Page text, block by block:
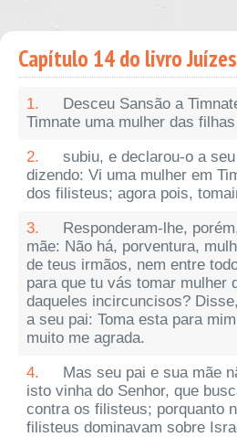
Capítulo 14 do livro Juízes
1.
Desceu Sansão a
Timnate uma mulher das
2.
subiu, e declarou-o a
dizendo: Vi uma mulher em
dos filisteus; agora pois,
3.
Responderam-lhe,
mãe: Não há, porventura,
de teus irmãos, nem entre
para que tu vás tomar mulher
daqueles incircuncisos?
a seu pai: Toma esta para
muito me agrada.
4.
Mas seu pai e sua mãe
isto vinha do Senhor, que
contra os filisteus; porquanto
filisteus dominavam sobre